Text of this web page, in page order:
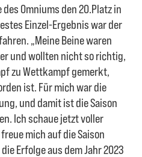
Omniums den 20.Platz in
Einzel-Ergebnis war der
„Meine Beine waren
und wollten nicht so richtig,
zu Wettkampf gemerkt,
ist. Für mich war die
und damit ist die Saison
Ich schaue jetzt voller
mich auf die Saison
Erfolge aus dem Jahr 2023